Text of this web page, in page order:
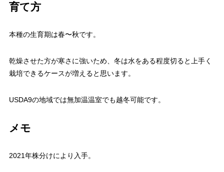
育て方
本種の生育期は春〜秋です。
乾燥させた方が寒さに強いため、冬は水をある程度切ると上手く
栽培できるケースが増えると思います。
USDA9の地域では無加温温室でも越冬可能です。
メモ
2021年株分けにより入手。